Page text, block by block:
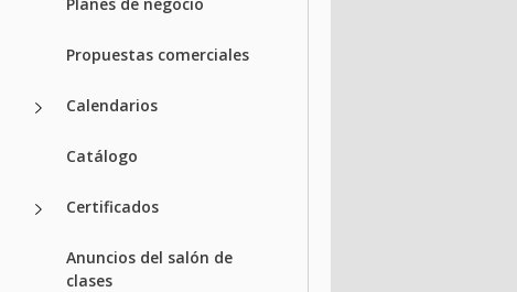
Propuestas comerciales
Calendarios
Catálogo
Certificados
Anuncios del salón de
clases